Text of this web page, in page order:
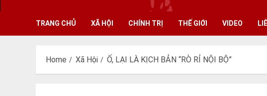
TRANG CHỦ XÃ HỘI CHÍNH TRỊ THẾ GIỚI VIDEO
Home Xã Hội Ố, LẠI LÀ KỊCH BẢN “RÒ RỈ NỘI BỘ”